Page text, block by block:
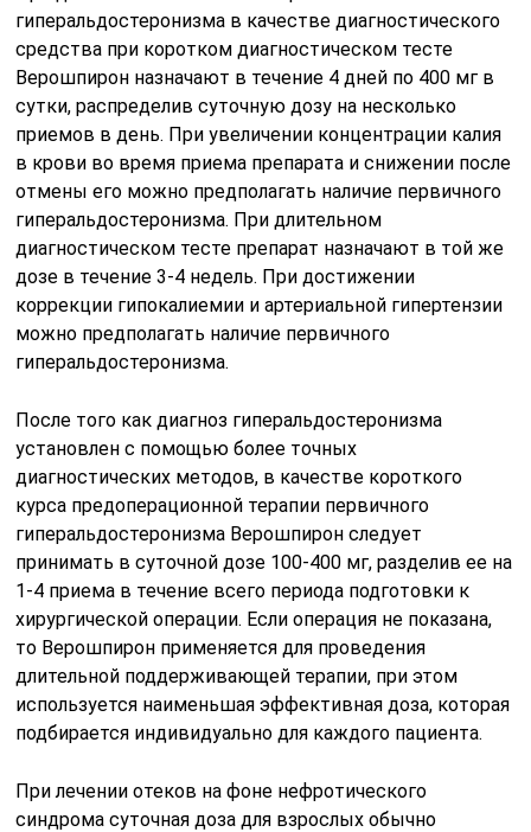
гиперальдостеронизма в качестве диагностического
средства при коротком диагностическом тесте
Верошпирон назначают в течение 4 дней по 400 мг в
сутки, распределив суточную дозу на несколько
приемов в день. При увеличении концентрации калия
в крови во время приема препарата и снижении после
отмены его можно предполагать наличие первичного
гиперальдостеронизма. При длительном
диагностическом тесте препарат назначают в той же
дозе в течение 3-4 недель. При достижении
коррекции гипокалиемии и артериальной гипертензии
можно предполагать наличие первичного
гиперальдостеронизма.
После того как диагноз гиперальдостеронизма
установлен с помощью более точных
диагностических методов, в качестве короткого
курса предоперационной терапии первичного
гиперальдостеронизма Верошпирон следует
принимать в суточной дозе 100-400 мг, разделив ее на
1-4 приема в течение всего периода подготовки к
хирургической операции. Если операция не показана,
то Верошпирон применяется для проведения
длительной поддерживающей терапии, при этом
используется наименьшая эффективная доза, которая
подбирается индивидуально для каждого пациента.
При лечении отеков на фоне нефротического
синдрома суточная доза для взрослых обычно